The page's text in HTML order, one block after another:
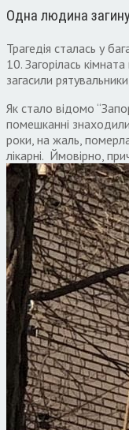
Одна людина
Трагедія сталась у
10. Загорілась
загасили
Як стало відомо
помешканні
роки, на жаль,
лікарні. Ймовірно,